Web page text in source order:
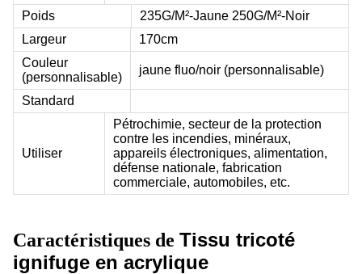
Poids
235G/M²-Jaune 250G/M²-Noir
Largeur
170cm
Couleur
(personnalisable)
jaune fluo/noir (personnalisable)
Standard
Utiliser
Pétrochimie, secteur de la protection
contre les incendies, minéraux,
appareils électroniques, alimentation,
défense nationale, fabrication
commerciale, automobiles, etc.
Caractéristiques de Tissu tricoté
ignifuge en acrylique